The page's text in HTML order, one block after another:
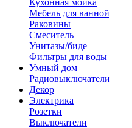
Кухонная мойка
Мебель для ванной
Раковины
Смеситель
Унитазы/биде
Фильтры для воды
Умный дом
Радиовыключатели
Декор
Электрика
Розетки
Выключатели